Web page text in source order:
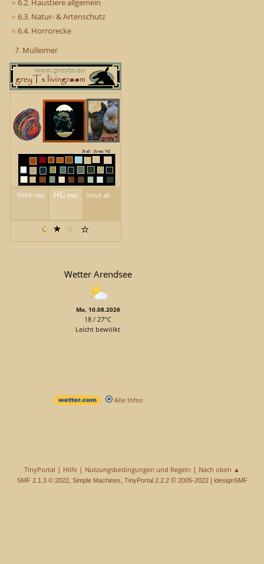
6.2. Haustiere allgemein
6.3. Natur- & Artenschutz
6.4. Horrorecke
7. Mülleimer
Wetter Arendsee
Mo, 10.08.2026
18 / 27°C
Leicht bewölkt
Alle Infos
TinyPortal | Hilfe | Nutzungsbedingungen und Regeln | Nach oben ▲
SMF 2.1.3 © 2022, Simple Machines TinyPortal 2.2.2© 2005-2022| idesignSMF